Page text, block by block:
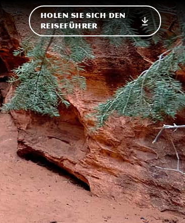
HOLEN SIE SICH DEN
REISEFÜHRER